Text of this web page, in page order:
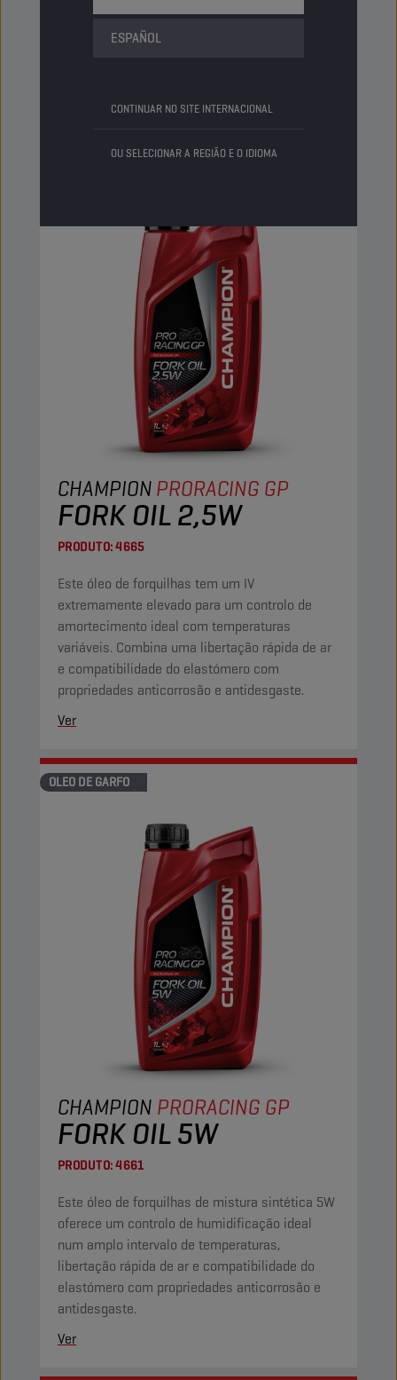
ESPAÑOL
CONTINUAR NO SITE INTERNACIONAL
OU SELECIONAR A REGIÃO E O IDIOMA
(ERBP: 328 °C – WERBP: 204 °C), que protege
CHAMPIONPRORACING GP
FORK OIL 2,5W
PRODUTO:4665
Este óleo de forquilhas tem um IV
extremamente elevado para um controlo de
amortecimento ideal com temperaturas
variáveis. Combina uma libertação rápida de ar
e compatibilidade do elastómero com
propriedades anticorrosão e antidesgaste.
Ver
OLEO DE GARFO
CHAMPION PRORACING GP
FORK OIL 5W
PRODUTO:4661
Este óleo de forquilhas de mistura sintética 5W
oferece um controlo de humidificação ideal
num amplo intervalo de temperaturas,
libertação rápida de ar e compatibilidade do
elastómero com propriedades anticorrosão e
antidesgaste.
Ver